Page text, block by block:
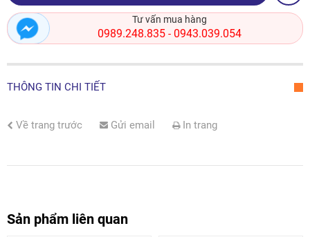
Tư vấn mua hàng
0989.248.835- 0943.039.054
THÔNG TIN CHI TIẾT
Về trang trước Gửi email In trang
Sản phẩm liên quan